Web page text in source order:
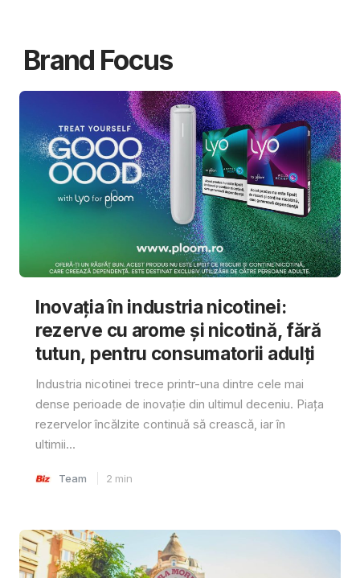
Brand Focus
Inovația în industria nicotinei:
rezerve cu arome și nicotină, fără
tutun, pentru consumatorii adulți
Industria nicotinei trece printr-una dintre cele mai
dense perioade de inovație din ultimul deceniu. Piața
rezervelor încălzite continuă să crească, iar în
ultimii...
Team 2 min